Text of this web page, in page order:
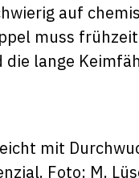
auf
muss
lange
mit
Foto: M.